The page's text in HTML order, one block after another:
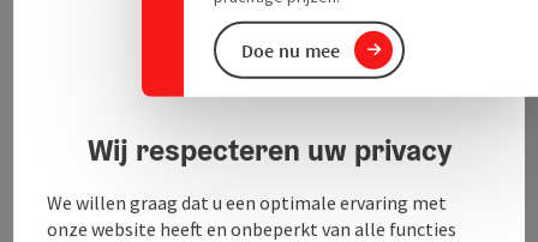
Doe nu mee
ansichtkaarten en kantoorbenodigdheden kopen.
privacyverklaring
Wij respecteren uw privacy
We willen graag dat u een optimale ervaring met
onze website heeft en onbeperkt van alle functies